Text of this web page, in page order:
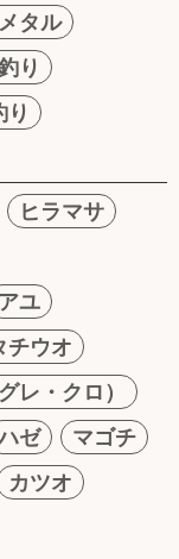
タル
り
り
ヒラマサ
アユ
チウオ
レ・クロ）
ゼ
マゴチ
カツオ